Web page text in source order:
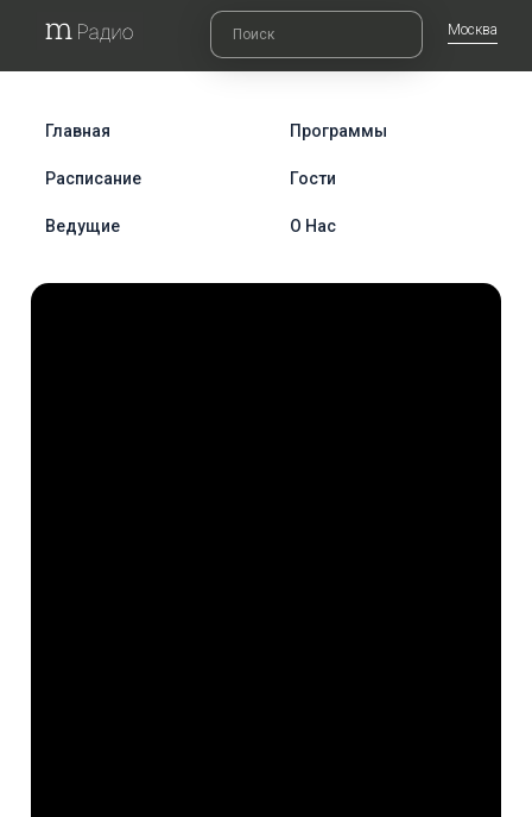
Москва
Главная Программы
Расписание Гости
Ведущие О Нас